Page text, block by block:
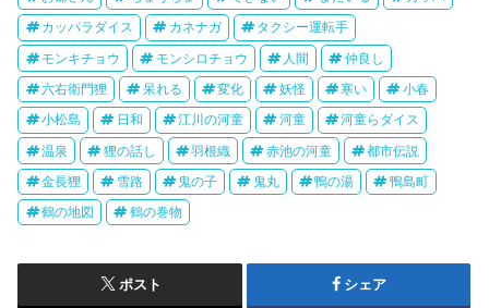
カッパラダイス カネナガ タクシー運転手
モンキチョウ モンシロチョウ 人間 仲良し
六右衛門狸 呆れる 変化 妖怪 寒い 小春
小松島 日和 江川の河童 河童 河童らダイス
温泉 狸の話し 羽根織 赤池の河童 都市伝説
金長狸 雪路 鬼の子 鬼丸 鴨の湯 鴨島町
鶴の地図 鶴の巻物
ポスト シェア